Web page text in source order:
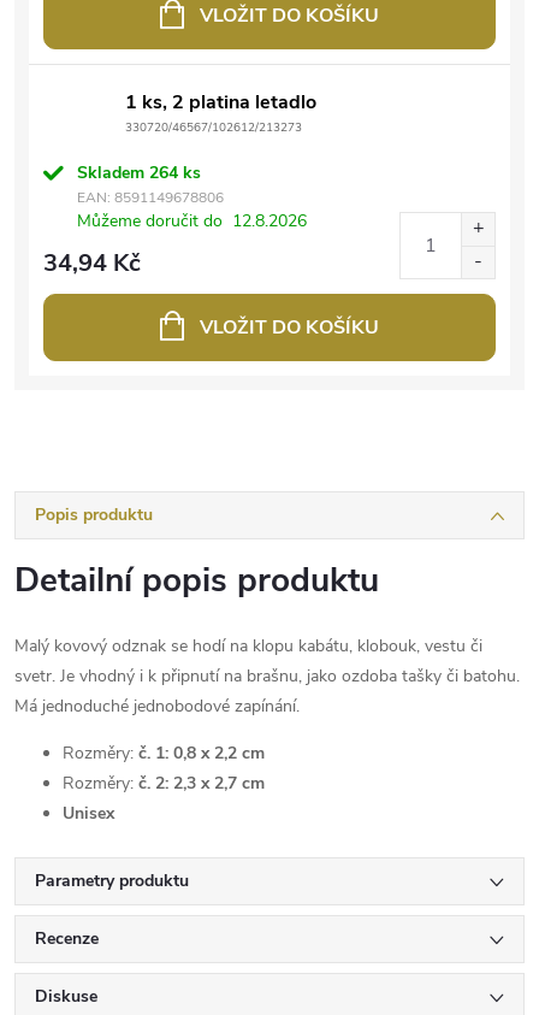
VLOŽIT DO KOŠÍKU
1 ks, 2 platina letadlo
330720/46567/102612/213273
Skladem 264 ks
EAN: 8591149678806
Můžeme doručit do 12.8.2026
34,94 Kč
VLOŽIT DO KOŠÍKU
Popis produktu
Detailní popis produktu
Malý kovový odznak se hodí na klopu kabátu, klobouk, vestu či
svetr. Je vhodný i k připnutí na brašnu, jako ozdoba tašky či batohu.
Má jednoduché jednobodové zapínání.
Rozměry: č. 1: 0,8 x 2,2 cm
Rozměry: č. 2: 2,3 x 2,7 cm
Unisex
Parametry produktu
Recenze
Diskuse